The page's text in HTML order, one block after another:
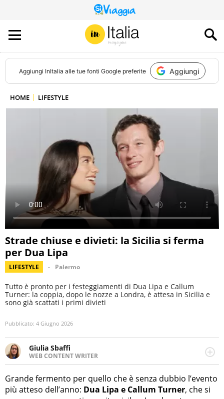
QUESTO
SITO
CONTRIBUISCE
ALL’AUDIENCE
DI
Aggiungi InItalia alle tue fonti Google preferite Aggiungi
HOME LIFESTYLE
Strade chiuse e divieti: la Sicilia si ferma
per Dua Lipa
LIFESTYLE Palermo
Tutto è pronto per i festeggiamenti di Dua Lipa e Callum
Turner: la coppia, dopo le nozze a Londra, è attesa in Sicilia e
sono già scattati i primi divieti
Pubblicato: 4 Giugno 2026
Giulia Sbaffi
WEB CONTENT WRITER
Web content writer appassionata di belle storie e di
viaggi, scrive da quando ne ha memoria. Curiosa per
natura, le piace tenersi informata su ciò che accade
intorno a lei.
Grande fermento per quello che è senza dubbio l’evento
più atteso dell’anno: Dua Lipa e Callum Turner, che si